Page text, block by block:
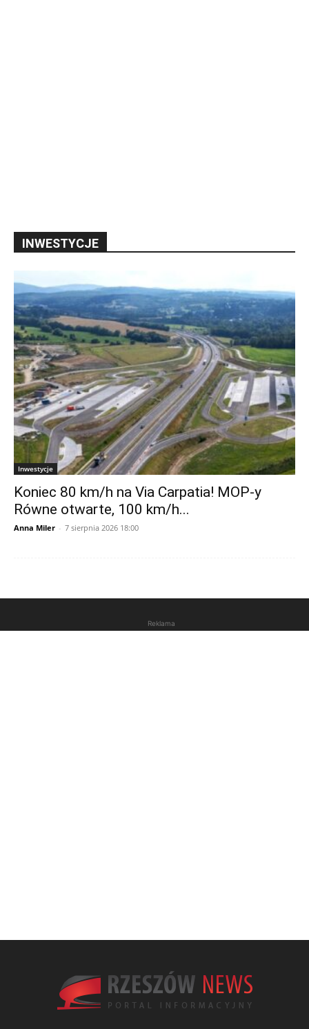
INWESTYCJE
Inwestycje
Koniec 80 km/h na Via Carpatia! MOP-y
Równe otwarte, 100 km/h...
Anna Miler - 7 sierpnia 2026 18:00
Reklama